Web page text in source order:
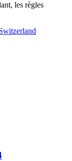
les règles